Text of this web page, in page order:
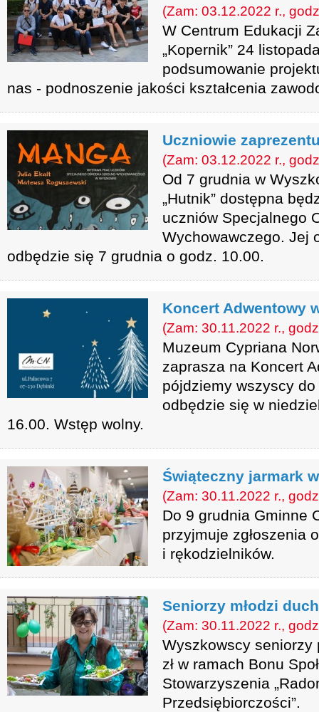
(Zam: 03.12.2022 r.,
W Centrum Edukacji
„Kopernik” 24
podsumowanie
nas - podnoszenie jakości kształcenia
Uczniowie
(Zam: 03.12.2022 r.,
Od 7 grudnia w
„Hutnik” dostępna
uczniów Specjalnego
Wychowawczego. Jej
odbędzie się 7 grudnia o godz. 10.00.
Koncert Adwentowy
(Zam: 30.11.2022 r.,
Muzeum Cypriana
zaprasza na Koncert
pójdziemy wszyscy
odbędzie się w
16.00. Wstęp wolny.
Świąteczny jarmark
(Zam: 30.11.2022 r.,
Do 9 grudnia Gminne
przyjmuje zgłoszenia
i rękodzielników.
Seniorzy młodzi
(Zam: 30.11.2022 r.,
Wyszkowscy
zł w ramach Bonu
Stowarzyszenia
Przedsiębiorczości”.